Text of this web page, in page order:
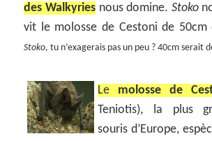
des Walkyries nous domine. Stoko
vit le molosse de Cestoni de 50cm
Stoko, tu n’exagerais pas un peu ? 40cm serait
Le molosse de
Teniotis), la plus
souris d’Europe,